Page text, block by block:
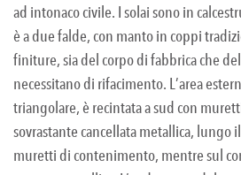
ad intonaco civile. I solai sono in
è a due falde, con manto in coppi
finiture, sia del corpo di fabbrica che
necessitano di rifacimento. L’area
triangolare, è recintata a sud con
sovrastante cancellata metallica, lungo
muretti di contenimento, mentre sul